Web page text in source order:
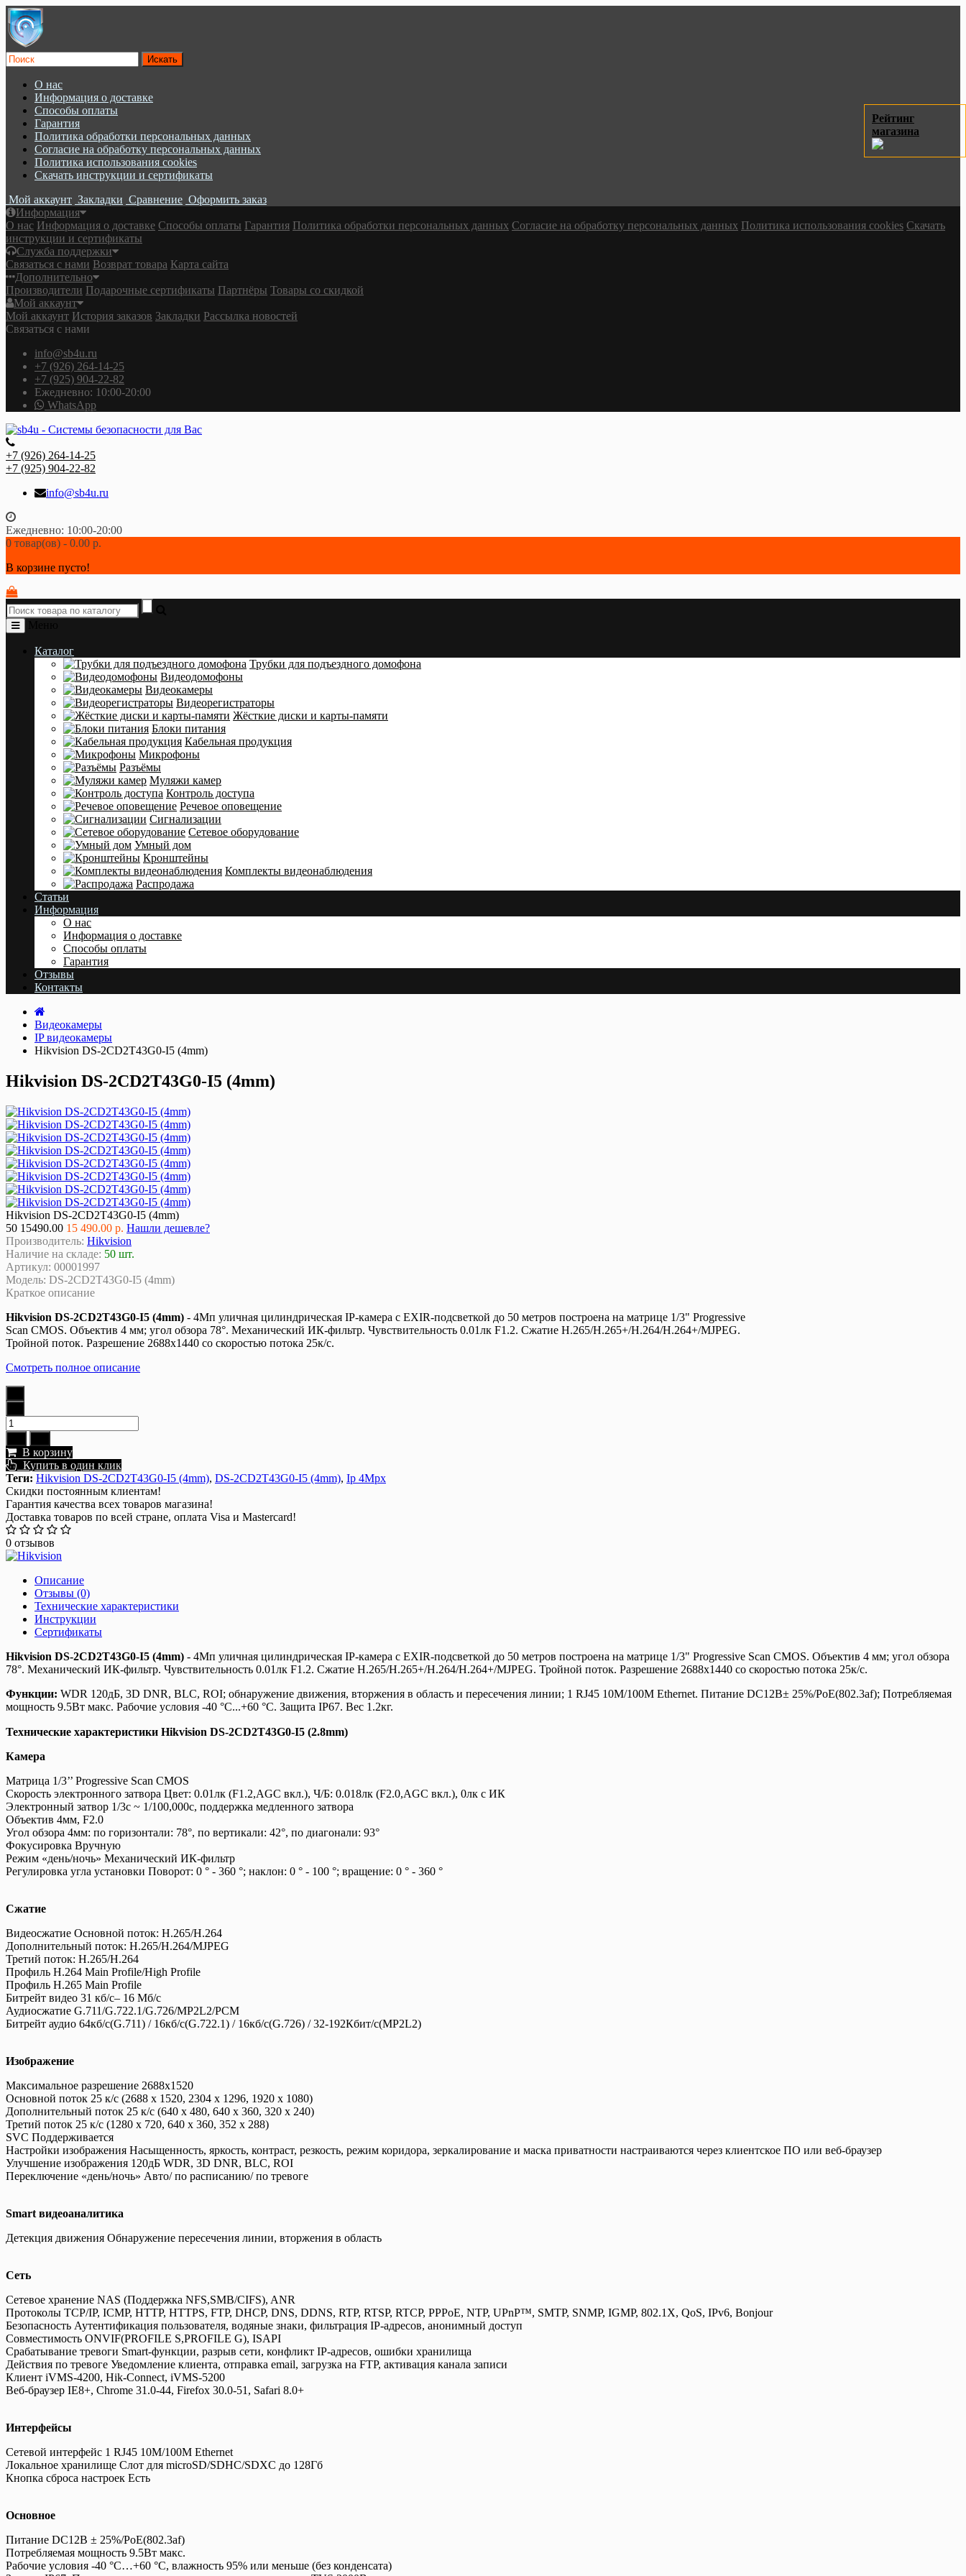
О нас
Информация о доставке
Cпособы оплаты
Гарантия
Политика обработки персональных данных
Согласие на обработку персональных данных
Политика использования cookies
Скачать инструкции и сертификаты
Мой аккаунт Закладки Сравнение Оформить заказ
Информация
О нас Информация о доставке Cпособы оплаты Гарантия Политика обработки персональных данных Согласие на обработку персональных данных Политика использования cookies Скачать
инструкции и сертификаты
Служба поддержки
Связаться с нами Возврат товара Карта сайта
Дополнительно
Производители Подарочные сертификаты Партнёры Товары со скидкой
Мой аккаунт
Мой аккаунт История заказов Закладки Рассылка новостей
Связаться с нами
info@sb4u.ru
+7 (926) 264-14-25
+7 (925) 904-22-82
Ежедневно: 10:00-20:00
WhatsApp
+7 (926) 264-14-25
+7 (925) 904-22-82
info@sb4u.ru
Ежедневно: 10:00-20:00
0 товар(ов) - 0.00 р.
В корзине пусто!
Каталог
Трубки для подъездного домофона
Видеодомофоны
Видеокамеры
Видеорегистраторы
Жёсткие диски и карты-памяти
Блоки питания
Кабельная продукция
Микрофоны
Разъёмы
Муляжи камер
Контроль доступа
Речевое оповещение
Сигнализации
Сетевое оборудование
Умный дом
Кронштейны
Комплекты видеонаблюдения
Распродажа
Статьи
Информация
О нас
Информация о доставке
Cпособы оплаты
Гарантия
Отзывы
Контакты
Видеокамеры
IP видеокамеры
Hikvision DS-2CD2T43G0-I5 (4mm)
Hikvision DS-2CD2T43G0-I5 (4mm)
Hikvision DS-2CD2T43G0-I5 (4mm)
50 15490.00 15 490.00 р. Нашли дешевле?
Производитель: Hikvision
Наличие на складе: 50 шт.
Артикул: 00001997
Модель: DS-2CD2T43G0-I5 (4mm)
Краткое описание
Hikvision DS-2CD2T43G0-I5 (4mm) - 4Мп уличная цилиндрическая IP-камера с EXIR-подсветкой до 50 метров построена на матрице 1/3" Progressive
Scan CMOS. Объектив 4 мм; угол обзора 78°. Механический ИК-фильтр. Чувствительность 0.01лк F1.2. Сжатие H.265/H.265+/H.264/H.264+/MJPEG.
Тройной поток. Разрешение 2688x1440 со скоростью потока 25к/с.
Смотреть полное описание
В корзину
Купить в один клик
Теги: Hikvision DS-2CD2T43G0-I5 (4mm), DS-2CD2T43G0-I5 (4mm), Ip 4Mpx
Скидки постоянным клиентам!
Гарантия качества всех товаров магазина!
Доставка товаров по всей стране, оплата Visa и Mastercard!
0 отзывов
Рейтинг
магазина
Описание
Отзывы (0)
Технические характеристики
Инструкции
Сертификаты
Hikvision DS-2CD2T43G0-I5 (4mm) - 4Мп уличная цилиндрическая IP-камера с EXIR-подсветкой до 50 метров построена на матрице 1/3" Progressive Scan CMOS. Объектив 4 мм; угол обзора
78°. Механический ИК-фильтр. Чувствительность 0.01лк F1.2. Сжатие H.265/H.265+/H.264/H.264+/MJPEG. Тройной поток. Разрешение 2688x1440 со скоростью потока 25к/с.
Функции: WDR 120дБ, 3D DNR, BLC, ROI; обнаружение движения, вторжения в область и пересечения линии; 1 RJ45 10M/100M Ethernet. Питание DC12В± 25%/PoE(802.3af); Потребляемая
мощность 9.5Вт макс. Рабочие условия -40 °C...+60 °C. Защита IP67. Вес 1.2кг.
Технические характеристики Hikvision DS-2CD2T43G0-I5 (2.8mm)
Камера
Матрица 1/3’’ Progressive Scan CMOS
Скорость электронного затвора Цвет: 0.01лк (F1.2,AGC вкл.), Ч/Б: 0.018лк (F2.0,AGC вкл.), 0лк с ИК
Электронный затвор 1/3с ~ 1/100,000с, поддержка медленного затвора
Объектив 4мм, F2.0
Угол обзора 4мм: по горизонтали: 78°, по вертикали: 42°, по диагонали: 93°
Фокусировка Вручную
Режим «день/ночь» Механический ИК-фильтр
Регулировка угла установки Поворот: 0 ° - 360 °; наклон: 0 ° - 100 °; вращение: 0 ° - 360 °
Сжатие
Видеосжатие Основной поток: H.265/H.264
Дополнительный поток: H.265/H.264/MJPEG
Третий поток: H.265/H.264
Профиль H.264 Main Profile/High Profile
Профиль H.265 Main Profile
Битрейт видео 31 кб/с– 16 Мб/с
Аудиосжатие G.711/G.722.1/G.726/MP2L2/PCM
Битрейт аудио 64кб/с(G.711) / 16кб/с(G.722.1) / 16кб/с(G.726) / 32-192Кбит/с(MP2L2)
Изображение
Максимальное разрешение 2688x1520
Основной поток 25 к/с (2688 x 1520, 2304 x 1296, 1920 x 1080)
Дополнительный поток 25 к/с (640 x 480, 640 x 360, 320 x 240)
Третий поток 25 к/с (1280 x 720, 640 x 360, 352 x 288)
SVC Поддерживается
Настройки изображения Насыщенность, яркость, контраст, резкость, режим коридора, зеркалирование и маска приватности настраиваются через клиентское ПО или веб-браузер
Улучшение изображения 120дБ WDR, 3D DNR, BLC, ROI
Переключение «день/ночь» Авто/ по расписанию/ по тревоге
Smart видеоаналитика
Детекция движения Обнаружение пересечения линии, вторжения в область
Сеть
Сетевое хранение NAS (Поддержка NFS,SMB/CIFS), ANR
Протоколы TCP/IP, ICMP, HTTP, HTTPS, FTP, DHCP, DNS, DDNS, RTP, RTSP, RTCP, PPPoE, NTP, UPnP™, SMTP, SNMP, IGMP, 802.1X, QoS, IPv6, Bonjour
Безопасность Аутентификация пользователя, водяные знаки, фильтрация IP-адресов, анонимный доступ
Совместимость ONVIF(PROFILE S,PROFILE G), ISAPI
Срабатывание тревоги Smart-функции, разрыв сети, конфликт IP-адресов, ошибки хранилища
Действия по тревоге Уведомление клиента, отправка email, загрузка на FTP, активация канала записи
Клиент iVMS-4200, Hik-Connect, iVMS-5200
Веб-браузер IE8+, Chrome 31.0-44, Firefox 30.0-51, Safari 8.0+
Интерфейсы
Сетевой интерфейс 1 RJ45 10M/100M Ethernet
Локальное хранилище Слот для microSD/SDHC/SDXC до 128Гб
Кнопка сброса настроек Есть
Основное
Питание DC12В ± 25%/PoE(802.3af)
Потребляемая мощность 9.5Вт макс.
Рабочие условия -40 °C…+60 °C, влажность 95% или меньше (без конденсата)